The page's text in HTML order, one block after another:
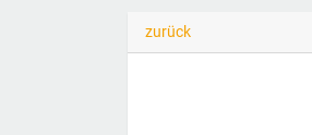
zurück